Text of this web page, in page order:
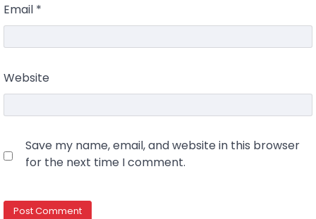
Email *
Website
Save my name, email, and website in this browser
for the next time I comment.